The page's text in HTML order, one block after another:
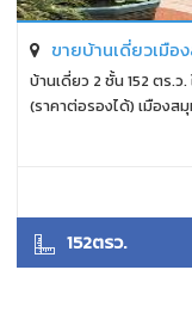
ขายบ้านเดี่ยวเมือ
บ้านเดี่ยว 2 ชั้น 152 ตร.
(ราคาต่อรองได้) เมืองส
152ตรว.